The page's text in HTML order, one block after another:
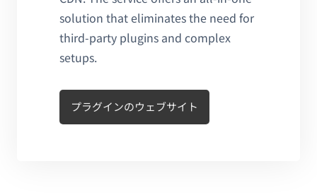
solution that eliminates the need for
third-party plugins and complex
setups.
プラグインのウェブサイト